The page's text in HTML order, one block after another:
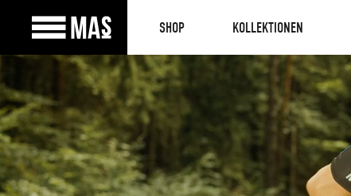
SHOP KOLLEKTIONEN